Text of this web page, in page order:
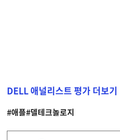
DELL 애널리스트 평가 더보기
#애플#델테크놀로지